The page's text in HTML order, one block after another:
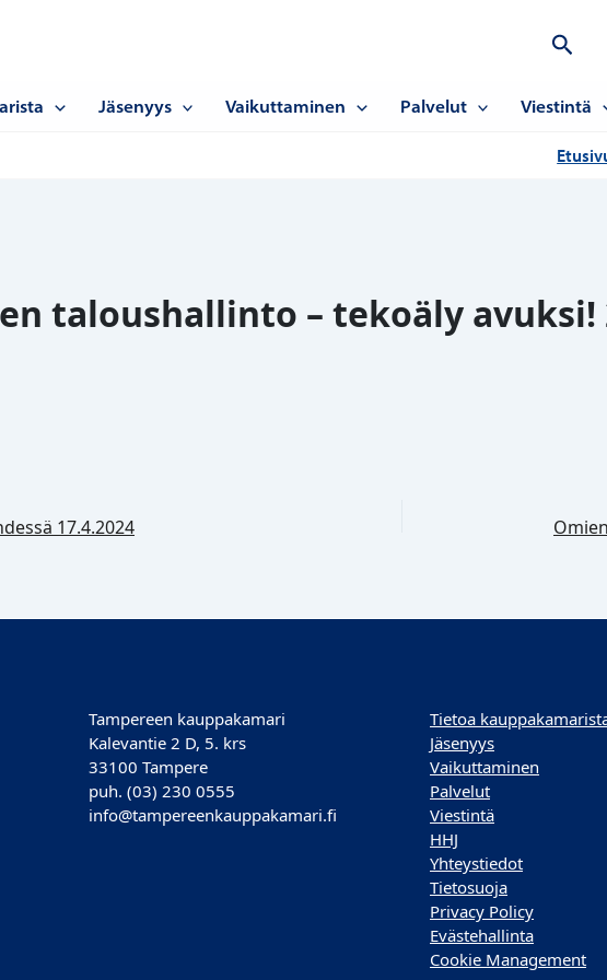
Hae
Jäsenyys Vaikuttaminen Palvelut Viestintä
taloushallinto – tekoäly avuksi!
17.4.2024
Tampereen kauppakamari
Kalevantie 2 D, 5. krs
33100 Tampere
puh. (03) 230 0555
info@tampereenkauppakamari.fi
Tietoa
Jäsenyys
Vaikuttaminen
Palvelut
Viestintä
HHJ
Yhteystiedot
Tietosuoja
Privacy Policy
Evästehallinta
Cookie Management